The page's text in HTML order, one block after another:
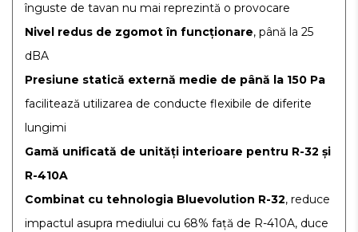
înguste de tavan nu mai reprezintă o provocare
Nivel redus de zgomot în funcționare, până la 25
dBA
Presiune statică externă medie de până la 150 Pa
facilitează utilizarea de conducte flexibile de diferite
lungimi
Gamă unificată de unități interioare pentru R-32 și
R-410A
Combinat cu tehnologia Bluevolution R-32, reduce
impactul asupra mediului cu 68% față de R-410A, duce